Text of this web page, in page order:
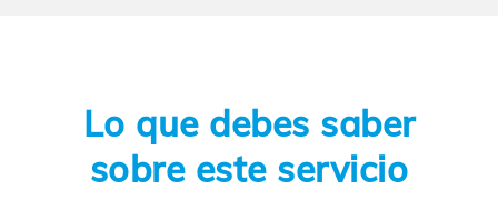
Lo que debes saber
sobre este servicio